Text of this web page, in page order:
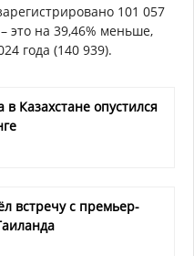
101 057
это на 39,46% меньше,
года (140 939).
в Казахстане опустился
встречу с премьер-